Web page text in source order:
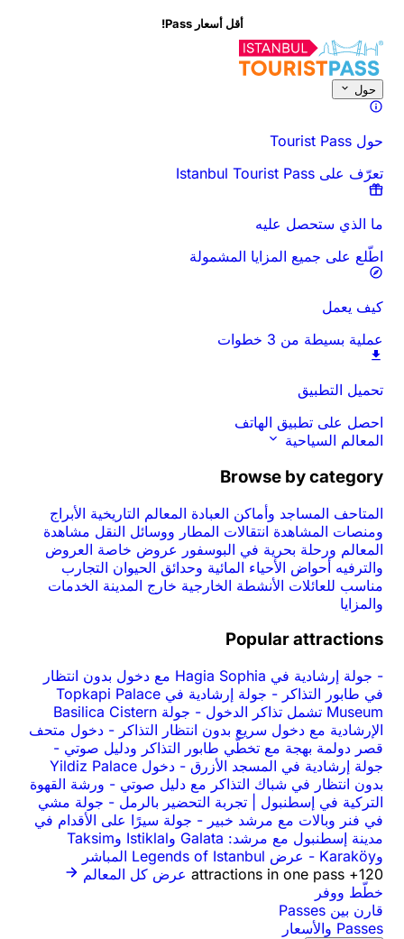
أقل أسعار Pass!
حول
حول Tourist Pass
تعرّف على Istanbul Tourist Pass
ما الذي ستحصل عليه
اطّلع على جميع المزايا المشمولة
كيف يعمل
عملية بسيطة من 3 خطوات
تحميل التطبيق
احصل على تطبيق الهاتف
المعالم السياحية
Browse by category
المتاحف المساجد وأماكن العبادة المعالم التاريخية الأبراج
ومنصات المشاهدة انتقالات المطار ووسائل النقل مشاهدة
المعالم ورحلة بحرية في البوسفور عروض خاصة العروض
والترفيه أحواض الأحياء المائية وحدائق الحيوان التجارب
مناسب للعائلات الأنشطة الخارجية خارج المدينة الخدمات
والمزايا
Popular attractions
-
جولة إرشادية في Hagia Sophia مع دخول بدون انتظار
في طابور التذاكر -
جولة إرشادية في Topkapi Palace
Museum تشمل تذاكر الدخول
-
جولة Basilica Cistern
الإرشادية مع دخول سريع بدون انتظار التذاكر - دخول متحف
قصر دولمة بهجة مع تخطّي طابور التذاكر ودليل صوتي -
جولة إرشادية في المسجد الأزرق -
دخول Yildiz Palace
بدون انتظار في شباك التذاكر مع دليل صوتي - ورشة القهوة
التركية في إسطنبول | تجربة التحضير بالرمل - جولة مشي
في فنر وبالات مع مرشد خبير - جولة سيرًا على الأقدام في
مدينة إسطنبول مع مرشد: Galata وIstiklal وTaksim
وKaraköy
- عرض Legends of Istanbul المباشر
120+ attractions in one pass
عرض كل المعالم
خطّط ووفر
قارن بين Passes
Passes والأسعار
الأوقات والمدة كل شيء عن